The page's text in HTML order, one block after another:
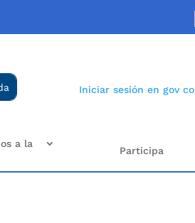
Iniciar sesión en gov co
a la
Participa